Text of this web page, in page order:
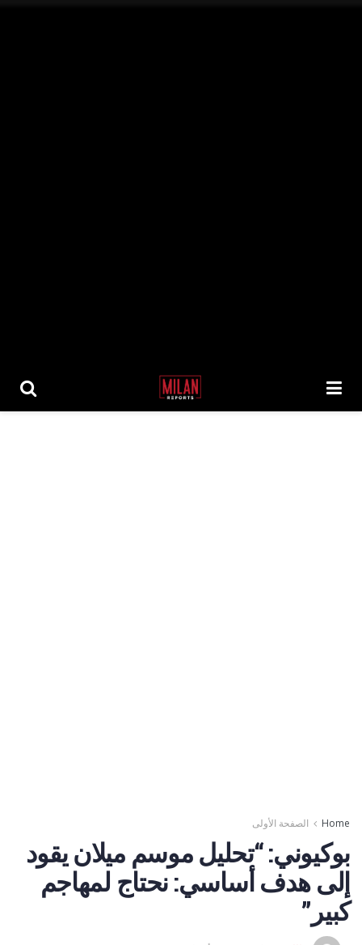
Home الصفحة الأولى
بوكيوني: “تحليل موسم ميلان يقود
إلى هدف أساسي: نحتاج لمهاجم
كبير”